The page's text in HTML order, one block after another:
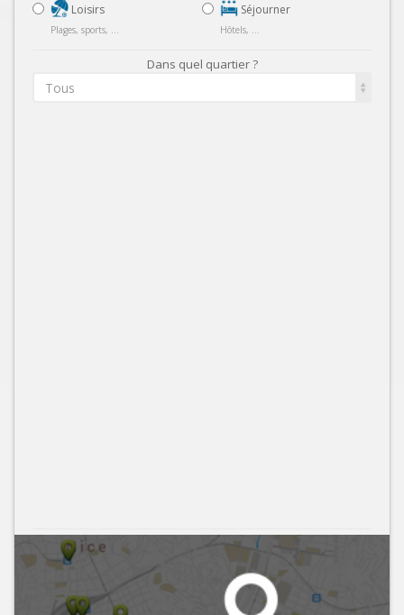
Loisirs
Plages, sports, ...
Séjourner
Hôtels, ...
Dans quel quartier ?
Tous